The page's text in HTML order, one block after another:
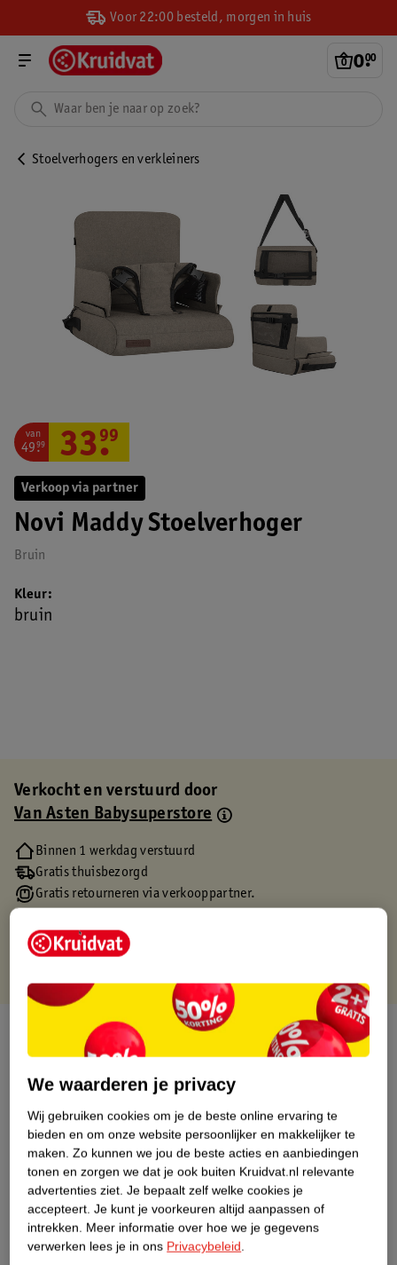
Voor 22:00 besteld, morgen in huis
0.
00
Stoelverhogers en verkleiners
Verkoop via partner
Novi Maddy Stoelverhoger
Bruin
van
49.
99 33.
99
Kleur
bruin
Verkocht en verstuurd door
Van Asten Babysuperstore
Binnen 1 werkdag verstuurd
Gratis thuisbezorgd
Gratis retourneren via verkooppartner.
Over dit product
Productinformatie
Etiketinformatie
Nature Impact Score
Dit product heeft (nog) geen Nature
Impact Score.
Meer informatie
We waarderen je privacy
Wij gebruiken cookies om je de beste online ervaring te
bieden en om onze website persoonlijker en makkelijker te
maken. Zo kunnen we jou de beste acties en aanbiedingen
tonen en zorgen we dat je ook buiten Kruidvat.nl relevante
advertenties ziet. Je bepaalt zelf welke cookies je
accepteert. Je kunt je voorkeuren altijd aanpassen of
intrekken. Meer informatie over hoe we je gegevens
verwerken lees je in ons Privacybeleid.